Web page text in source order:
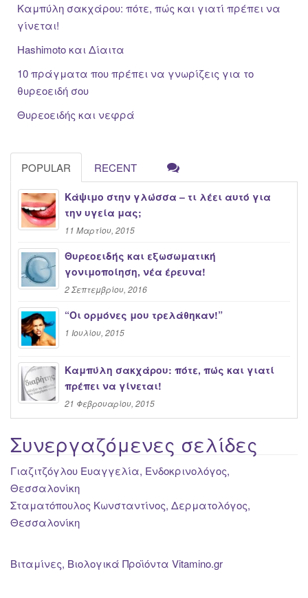
Καμπύλη σακχάρου: πότε, πώς και γιατί πρέπει να
γίνεται!
Hashimoto και Δίαιτα
10 πράγματα που πρέπει να γνωρίζεις για το
θυρεοειδή σου
Θυρεοειδής και νεφρά
POPULAR RECENT
Κάψιμο στην γλώσσα – τι λέει αυτό για
την υγεία μας;
11 Μαρτίου, 2015
Θυρεοειδής και εξωσωματική
γονιμοποίηση, νέα έρευνα!
2 Σεπτεμβρίου, 2016
“Oι ορμόνες μου τρελάθηκαν!”
1 Ιουλίου, 2015
Καμπύλη σακχάρου: πότε, πώς και γιατί
πρέπει να γίνεται!
21 Φεβρουαρίου, 2015
Συνεργαζόμενες σελίδες
Γιαζιτζόγλου Ευαγγελία, Ενδοκρινολόγος,
Θεσσαλονίκη
Σταματόπουλος Κωνσταντίνος, Δερματολόγος,
Θεσσαλονίκη
Βιταμίνες, Βιολογικά Προϊόντα Vitamino.gr